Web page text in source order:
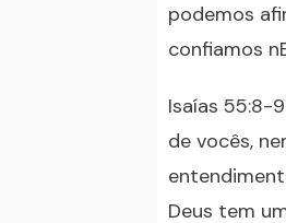
podemos
confiamos
Isaías 55:8-
de vocês,
Deus tem